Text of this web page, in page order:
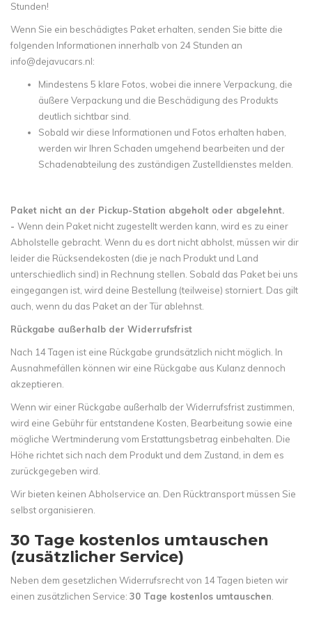
Stunden!
Wenn Sie ein beschädigtes Paket erhalten, senden Sie bitte die
folgenden Informationen innerhalb von 24 Stunden an
info@dejavucars.nl:
Mindestens 5 klare Fotos, wobei die innere Verpackung, die
äußere Verpackung und die Beschädigung des Produkts
deutlich sichtbar sind.
Sobald wir diese Informationen und Fotos erhalten haben,
werden wir Ihren Schaden umgehend bearbeiten und der
Schadenabteilung des zuständigen Zustelldienstes melden.
Paket nicht an der Pickup-Station abgeholt oder abgelehnt.
- Wenn dein Paket nicht zugestellt werden kann, wird es zu einer
Abholstelle gebracht. Wenn du es dort nicht abholst, müssen wir dir
leider die Rücksendekosten (die je nach Produkt und Land
unterschiedlich sind) in Rechnung stellen. Sobald das Paket bei uns
eingegangen ist, wird deine Bestellung (teilweise) storniert. Das gilt
auch, wenn du das Paket an der Tür ablehnst.
Rückgabe außerhalb der Widerrufsfrist
Nach 14 Tagen ist eine Rückgabe grundsätzlich nicht möglich. In
Ausnahmefällen können wir eine Rückgabe aus Kulanz dennoch
akzeptieren.
Wenn wir einer Rückgabe außerhalb der Widerrufsfrist zustimmen,
wird eine Gebühr für entstandene Kosten, Bearbeitung sowie eine
mögliche Wertminderung vom Erstattungsbetrag einbehalten. Die
Höhe richtet sich nach dem Produkt und dem Zustand, in dem es
zurückgegeben wird.
Wir bieten keinen Abholservice an. Den Rücktransport müssen Sie
selbst organisieren.
30 Tage kostenlos umtauschen
(zusätzlicher Service)
Neben dem gesetzlichen Widerrufsrecht von 14 Tagen bieten wir
einen zusätzlichen Service: 30 Tage kostenlos umtauschen